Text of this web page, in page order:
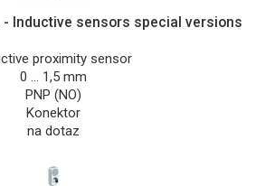
- Inductive sensors special versions
proximity sensor
0 … 1,5 mm
PNP (NO)
Konektor
na dotaz